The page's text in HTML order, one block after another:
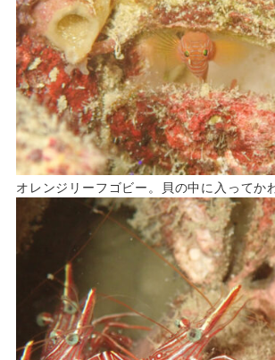
オレンジリーフゴビー。貝の中に入ってか